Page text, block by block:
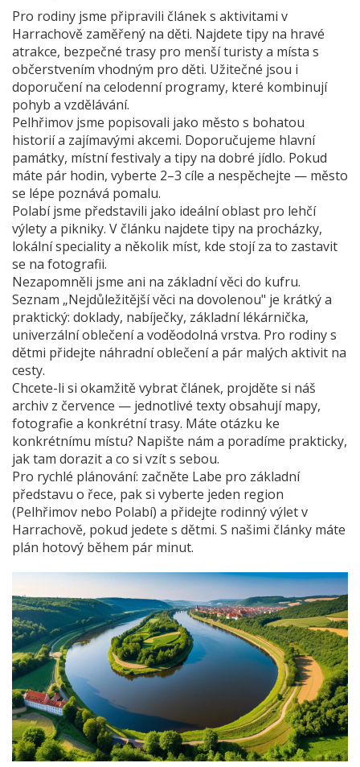
Pro rodiny jsme připravili článek s aktivitami v
Harrachově zaměřený na děti. Najdete tipy na hravé
atrakce, bezpečné trasy pro menší turisty a místa s
občerstvením vhodným pro děti. Užitečné jsou i
doporučení na celodenní programy, které kombinují
pohyb a vzdělávání.
Pelhřimov jsme popisovali jako město s bohatou
historií a zajímavými akcemi. Doporučujeme hlavní
památky, místní festivaly a tipy na dobré jídlo. Pokud
máte pár hodin, vyberte 2–3 cíle a nespěchejte — město
se lépe poznává pomalu.
Polabí jsme představili jako ideální oblast pro lehčí
výlety a pikniky. V článku najdete tipy na procházky,
lokální speciality a několik míst, kde stojí za to zastavit
se na fotografii.
Nezapomněli jsme ani na základní věci do kufru.
Seznam „Nejdůležitější věci na dovolenou" je krátký a
praktický: doklady, nabíječky, základní lékárnička,
univerzální oblečení a voděodolná vrstva. Pro rodiny s
dětmi přidejte náhradní oblečení a pár malých aktivit na
cesty.
Chcete-li si okamžitě vybrat článek, projděte si náš
archiv z července — jednotlivé texty obsahují mapy,
fotografie a konkrétní trasy. Máte otázku ke
konkrétnímu místu? Napište nám a poradíme prakticky,
jak tam dorazit a co si vzít s sebou.
Pro rychlé plánování: začněte Labe pro základní
představu o řece, pak si vyberte jeden region
(Pelhřimov nebo Polabí) a přidejte rodinný výlet v
Harrachově, pokud jedete s dětmi. S našimi články máte
plán hotový během pár minut.